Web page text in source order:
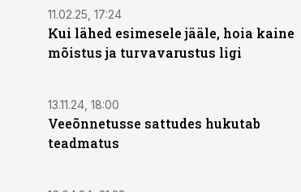
11.02.25, 17:24
Kui lähed esimesele jääle, hoia kaine
mõistus ja turvavarustus ligi
13.11.24, 18:00
Veeõnnetusse sattudes hukutab
teadmatus